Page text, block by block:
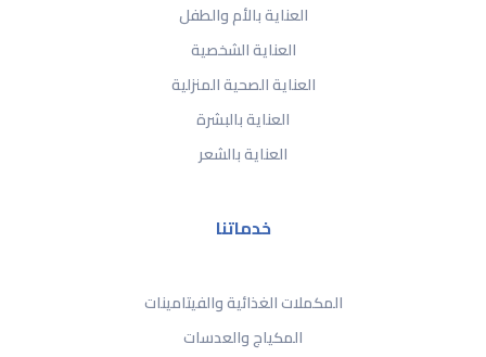
العناية بالأم والطفل
العناية الشخصية
العناية الصحية المنزلية
العناية بالبشرة
العناية بالشعر
خدماتنا
المكملات الغذائية والفيتامينات
المكياج والعدسات